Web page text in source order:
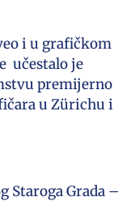
i u grafičkom
učestalo je
premijerno
u Zürichu i
Staroga Grada –